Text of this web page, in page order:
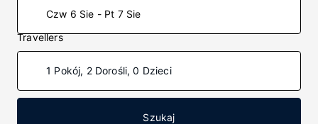
Czw 6 Sie - Pt 7 Sie
Travellers
1 Pokój, 2 Dorośli, 0 Dzieci
Szukaj